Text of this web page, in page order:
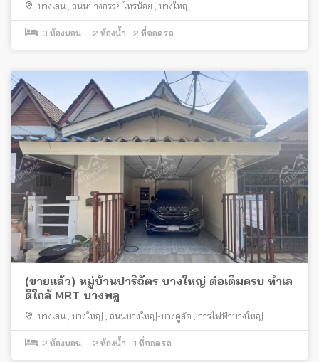
บางเลน , ถนนบางกรวย ไทรน้อย , บางใหญ่
3 ห้องนอน 2 ห้องน้ำ 2 ที่จอดรถ
(ขายแล้ว) หมู่บ้านปาริฉัตร บางใหญ่ ต่อเติมครบ ทำเล
ดีใกล้ MRT บางพลู
บางเลน , บางใหญ่ , ถนนบางใหญ่-บางคูลัด , การไฟฟ้าบางใหญ่
2 ห้องนอน 2 ห้องน้ำ 1 ที่จอดรถ